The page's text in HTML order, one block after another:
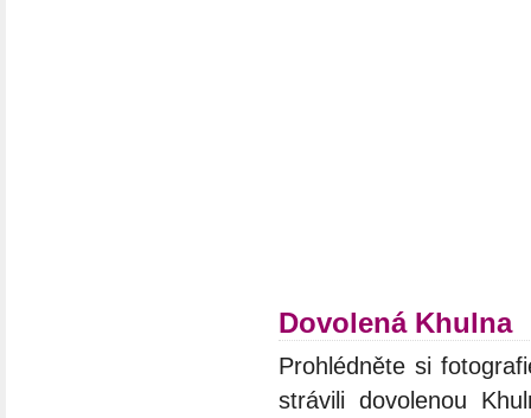
Dovolená Khulna
Prohlédněte si
strávili dovolenou